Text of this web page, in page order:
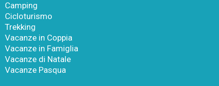
Camping
Cicloturismo
Trekking
Vacanze in Coppia
Vacanze in Famiglia
Vacanze di Natale
Vacanze Pasqua